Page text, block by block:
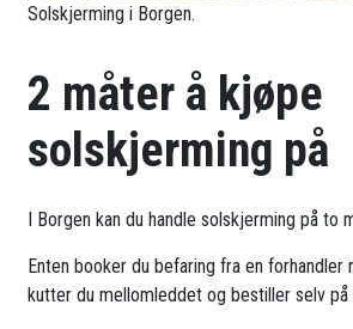
Solskjerming i Borgen.
2 måter å kjøpe
solskjerming på
I Borgen kan du handle solskjerming på to
Enten booker du befaring fra en forhandler
kutter du mellomleddet og bestiller selv på